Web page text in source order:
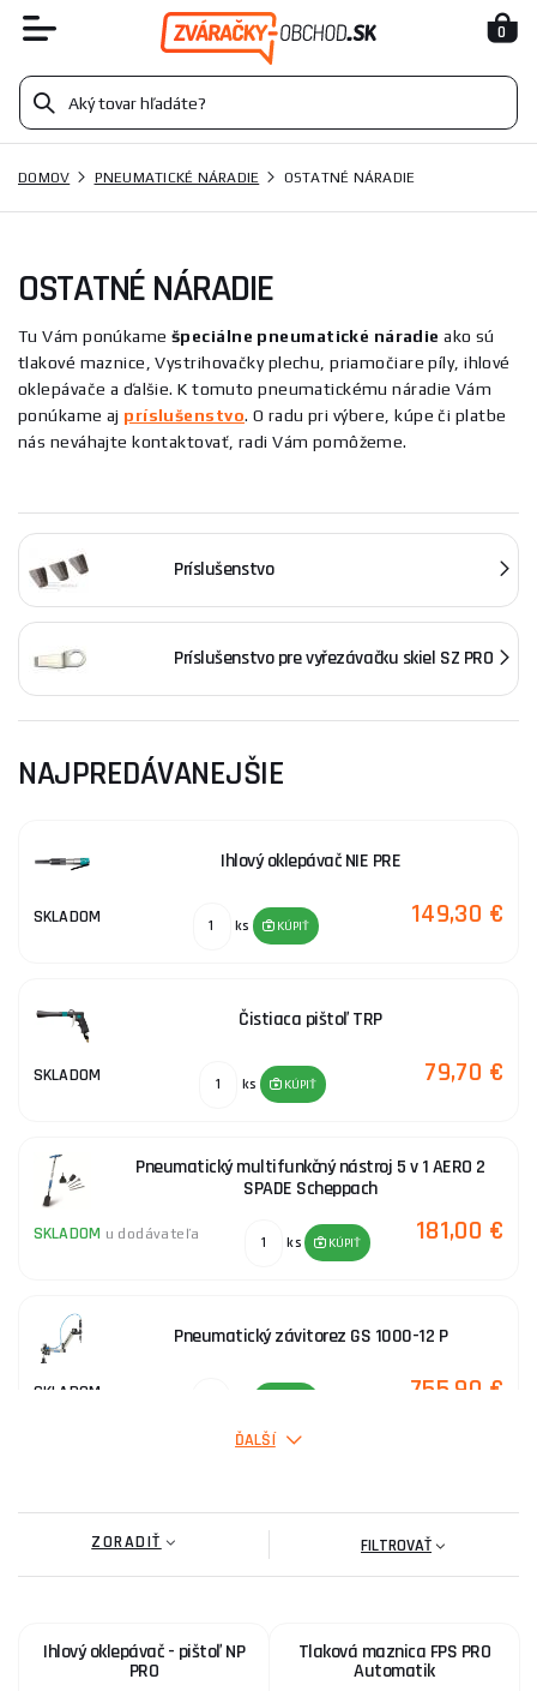
0
DOMOV PNEUMATICKÉ NÁRADIE OSTATNÉ NÁRADIE
OSTATNÉ NÁRADIE
Tu Vám ponúkamešpeciálne pneumatické náradie ako sú
tlakové maznice, Vystrihovačky plechu, priamočiare píly, ihlové
oklepávače a ďalšie. K tomuto pneumatickému náradie Vám
ponúkame aj príslušenstvo. O radu pri výbere, kúpe či platbe
nás neváhajte kontaktovať, radi Vám pomôžeme.
Príslušenstvo
Príslušenstvo pre vyřezávačku skiel SZ PRO
NAJPREDÁVANEJŠIE
Ihlový oklepávač NIE PRE
SKLADOM ks KÚPIŤ 149,30 €
Čistiaca pištoľ TRP
SKLADOM ks KÚPIŤ 79,70 €
Pneumatický multifunkčný nástroj 5 v 1 AERO 2
SPADE Scheppach
SKLADOM u dodávateľa ks KÚPIŤ 181,00 €
Pneumatický závitorez GS 1000-12 P
SKLADOM 755,90 €
SKLADOM 239,20 €
ĎALŠÍ
ZORADIŤ FILTROVAŤ
Ihlový oklepávač - pištoľ NP
PRO
Tlaková maznica FPS PRO
Automatik